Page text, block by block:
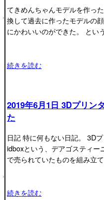
てきめんちゃんモデルを作っ
換して過去に作ったモデルの
にかわいいのができた。 と
続きを読む
2019年6月1日 3Dプリン
た
日記 特に何もない日記。 3D
idboxという、デアゴスティー
で売られていたものを組み立
続きを読む